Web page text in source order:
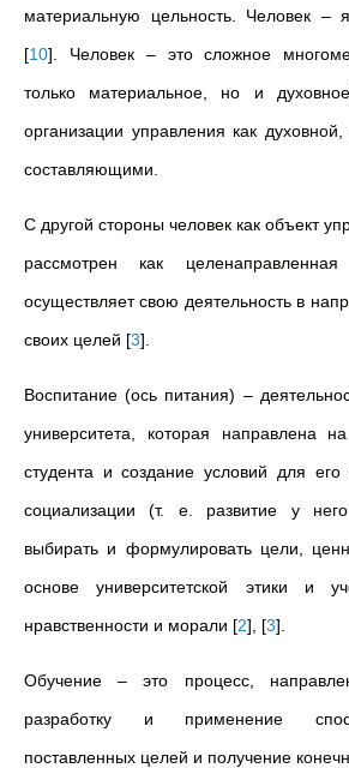
материальную цельность. Человек –
[10] . Человек – это сложное
только материальное, но и
организации управления как
составляющими.
С другой стороны человек как объект
рассмотрен как
осуществляет свою деятельность в
своих целей [3]
Воспитание (ось питания) –
университета, которая направлена
студента и создание условий для
социализации (т. е. развитие у
выбирать и формулировать цели,
основе университетской этики и
нравственности и морали [2] [3]
Обучение – это процесс,
разработку и применение
поставленных целей и получение